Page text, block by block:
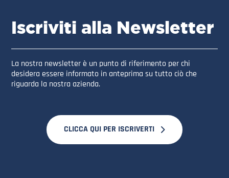
Iscriviti alla Newsletter
La nostra newsletter è un punto di riferimento per chi
desidera essere informato in anteprima su tutto ciò che
riguarda la nostra azienda.
CLICCA QUI PER ISCRIVERTI